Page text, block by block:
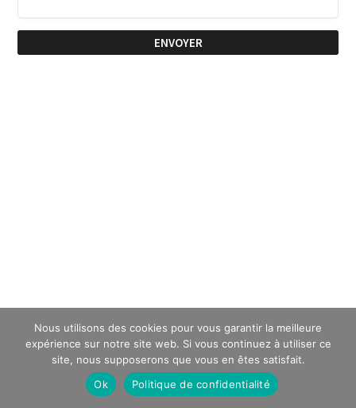
ENVOYER
Nous utilisons des cookies pour vous garantir la meilleure
expérience sur notre site web. Si vous continuez à utiliser ce
site, nous supposerons que vous en êtes satisfait.
Ok
Politique de confidentialité